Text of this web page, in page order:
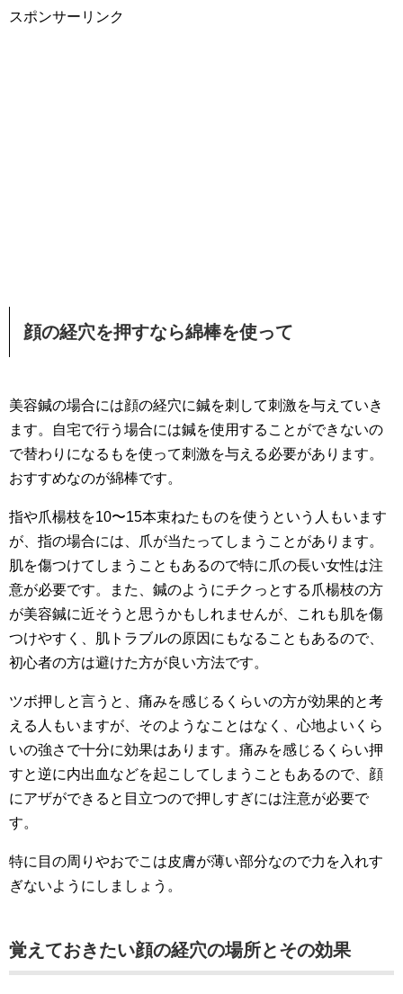
スポンサーリンク
顔の経穴を押すなら綿棒を使って
美容鍼の場合には顔の経穴に鍼を刺して刺激を与えていき
ます。自宅で行う場合には鍼を使用することができないの
で替わりになるもを使って刺激を与える必要があります。
おすすめなのが綿棒です。
指や爪楊枝を10〜15本束ねたものを使うという人もいます
が、指の場合には、爪が当たってしまうことがあります。
肌を傷つけてしまうこともあるので特に爪の長い女性は注
意が必要です。また、鍼のようにチクっとする爪楊枝の方
が美容鍼に近そうと思うかもしれませんが、これも肌を傷
つけやすく、肌トラブルの原因にもなることもあるので、
初心者の方は避けた方が良い方法です。
ツボ押しと言うと、痛みを感じるくらいの方が効果的と考
える人もいますが、そのようなことはなく、心地よいくら
いの強さで十分に効果はあります。痛みを感じるくらい押
すと逆に内出血などを起こしてしまうこともあるので、顔
にアザができると目立つので押しすぎには注意が必要で
す。
特に目の周りやおでこは皮膚が薄い部分なので力を入れす
ぎないようにしましょう。
覚えておきたい顔の経穴の場所とその効果